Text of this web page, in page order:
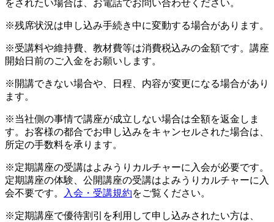
をされたい場合は、お電話でお問い合わせください。
※残席状況は申し込み手続き中に変動する場合があります。
※受講料や維持費、教材費等は消費税込みの金額です。講座
開始日前のご入金をお願いします。
※開講できない場合や、日程、内容が変更になる場合があり
ます。
※当社側の事情で講座が成立しない場合は全額を返金しま
す。お客様の都合でお申し込みをキャンセルされた場合は、
所定の手数料を承ります。
※定期講座の受講はよみうりカルチャーに入会が必要です。
定期講座の体験、公開講座の受講はよみうりカルチャーに入
会不要です。
入会・受講規約をご覧ください。
※定期講座で優待割引を利用して申し込みされたい方は、